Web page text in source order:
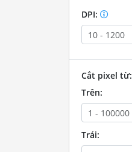
DPI:
Cắt pixel từ:
Trên:
Trái: